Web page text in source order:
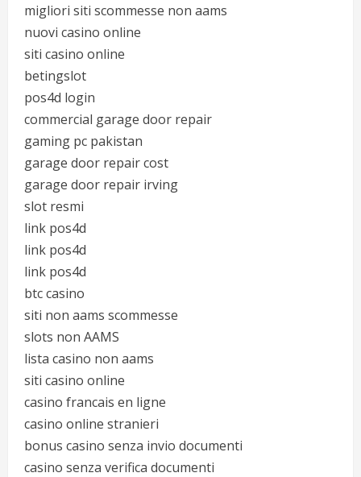
migliori siti scommesse non aams
nuovi casino online
siti casino online
betingslot
pos4d login
commercial garage door repair
gaming pc pakistan
garage door repair cost
garage door repair irving
slot resmi
link pos4d
link pos4d
link pos4d
btc casino
siti non aams scommesse
slots non AAMS
lista casino non aams
siti casino online
casino francais en ligne
casino online stranieri
bonus casino senza invio documenti
casino senza verifica documenti